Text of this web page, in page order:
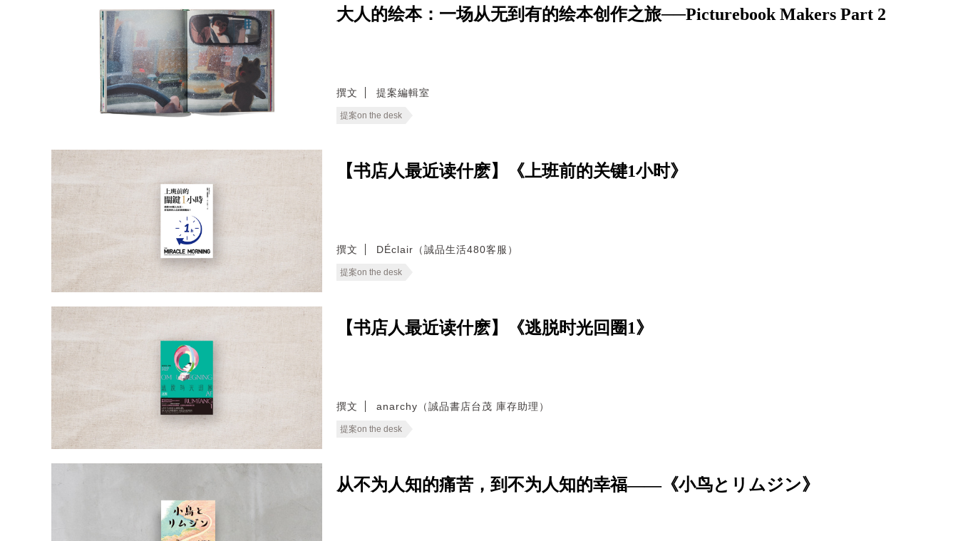
大人的绘本：一场从无到有的绘本创作之旅──Picturebook Makers Part 2
撰文 提案編輯室
提案on the desk
【书店人最近读什麽】《上班前的关键1小时》
撰文 DÉclair（誠品生活480客服）
提案on the desk
【书店人最近读什麽】《逃脱时光回圈1》
撰文 anarchy（誠品書店台茂 庫存助理）
提案on the desk
从不为人知的痛苦，到不为人知的幸福——《小鸟とリムジン》